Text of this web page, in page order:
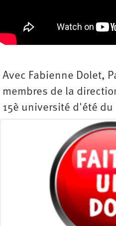
Avec Fabienne Dolet,
membres de la
15è université d'été du